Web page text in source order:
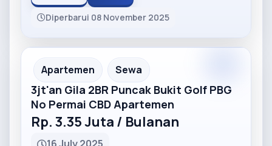
Diperbarui 08 November 2025
Partner Ad
Apartemen Sewa
3jt'an Gila 2BR Puncak Bukit Golf PBG
No Permai CBD Apartemen
Rp. 3.35 Juta / Bulanan